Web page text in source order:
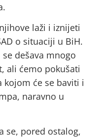
laži i iznijeti
o situaciji u BiH.
dešava mnogo
ali ćemo pokušati
kojom će se baviti i
naravno u
se, pored ostalog,